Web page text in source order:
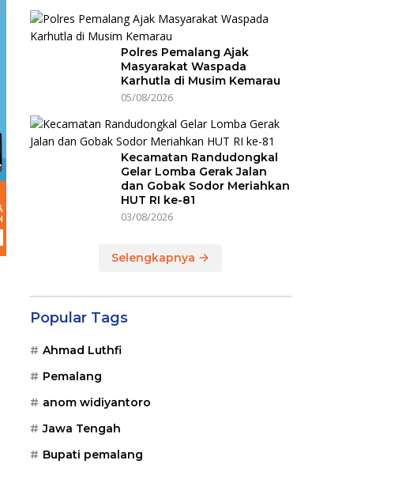
Polres Pemalang Ajak
Masyarakat Waspada
Karhutla di Musim Kemarau
05/08/2026
Kecamatan Randudongkal
Gelar Lomba Gerak Jalan
dan Gobak Sodor Meriahkan
HUT RI ke-81
03/08/2026
Selengkapnya
Popular Tags
Ahmad Luthfi
Pemalang
anom widiyantoro
Jawa Tengah
Bupati pemalang